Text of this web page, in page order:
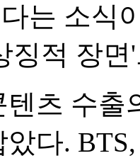
는 소식
징적 장
츠 수출
다.